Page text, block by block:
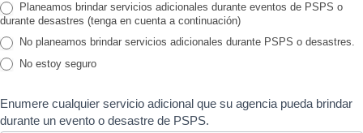
Planeamos brindar servicios adicionales durante eventos de PSPS o
durante desastres (tenga en cuenta a continuación)
No planeamos brindar servicios adicionales durante PSPS o desastres.
No estoy seguro
Enumere cualquier servicio adicional que su agencia pueda brindar
durante un evento o desastre de PSPS.